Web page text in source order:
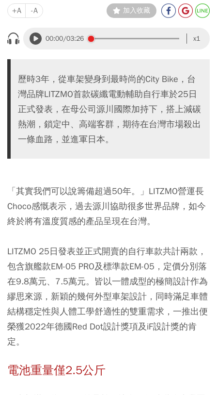
+A -A 加入收藏
00:00/03:26 x1
歷時3年，從車架變身到最時尚的City Bike，台
灣品牌LITZMO首款碳纖電動輔助自行車於25日
正式發表，在母公司源川國際加持下，搭上減碳
熱潮，鎖定中、高端客群，期待在台灣市場殺出
一條血路，並進軍日本。
「其實我們可以說籌備超過50年。」LITZMO營運長
Choco感慨表示，過去源川協助很多世界品牌，如今
終於將有溫度質感的產品呈現在台灣。
LITZMO 25日發表並正式開賣的自行車款共計兩款，
包含旗艦款EM-05 PRO及標準款EM-05，定價分別落
在9.8萬元、7.5萬元。皆以一體成型的極簡設計作為
繆思來源，新穎的幾何外型車架設計，同時滿足車體
結構穩定性與人體工學舒適性的雙重需求，一推出便
榮獲2022年德國Red Dot設計獎項及iF設計獎的肯
定。
電池重量僅2.5公斤